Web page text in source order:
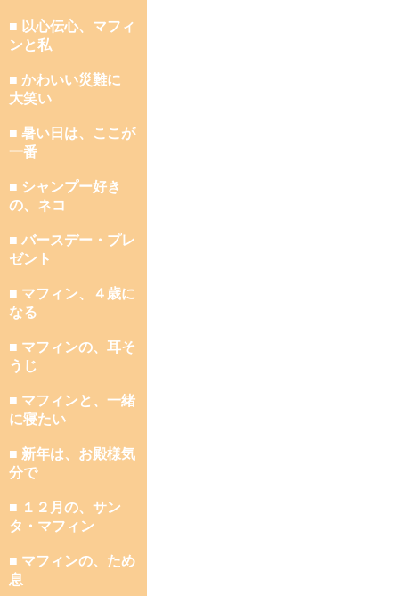
■ 以心伝心、マフィ
ンと私
■ かわいい災難に
大笑い
■ 暑い日は、ここが
一番
■ シャンプー好き
の、ネコ
■ バースデー・プレ
ゼント
■ マフィン、４歳に
なる
■ マフィンの、耳そ
うじ
■ マフィンと、一緒
に寝たい
■ 新年は、お殿様気
分で
■ １２月の、サン
タ・マフィン
■ マフィンの、ため
息